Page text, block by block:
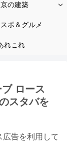
の建築
ポ＆グルメ
れこれ
ロース
スタバを
告を利用して